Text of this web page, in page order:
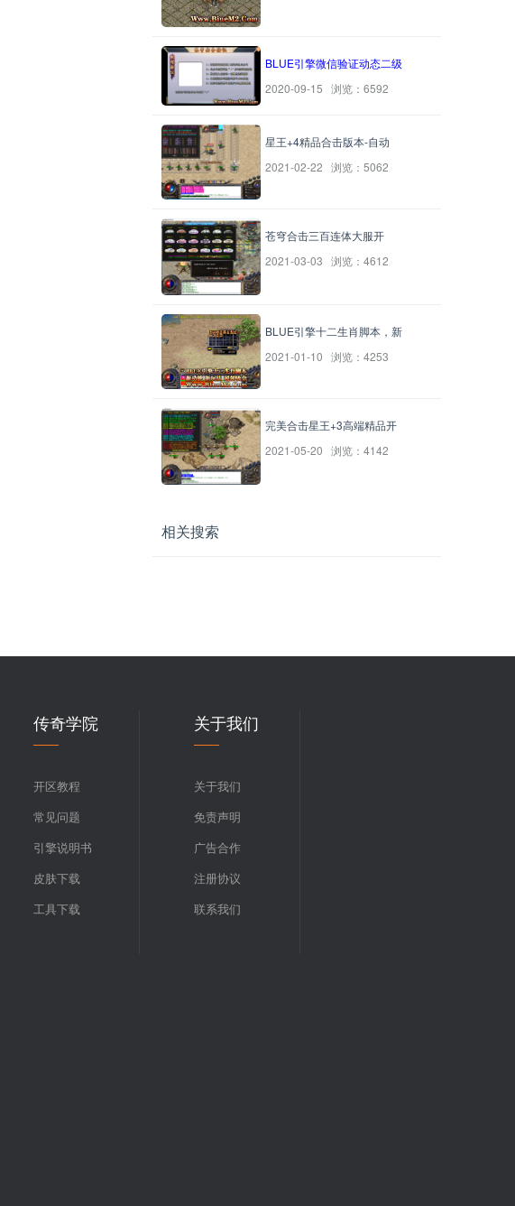
BLUE引擎微信验证动态二级
2020-09-15 浏览：6592
星王+4精品合击版本-自动
2021-02-22 浏览：5062
苍穹合击三百连体大服开
2021-03-03 浏览：4612
BLUE引擎十二生肖脚本，新
2021-01-10 浏览：4253
完美合击星王+3高端精品开
2021-05-20 浏览：4142
相关搜索
传奇学院
开区教程
常见问题
引擎说明书
皮肤下载
工具下载
关于我们
关于我们
免责声明
广告合作
注册协议
联系我们